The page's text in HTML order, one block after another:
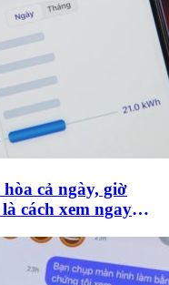
cả ngày, giờ
cách xem ngay